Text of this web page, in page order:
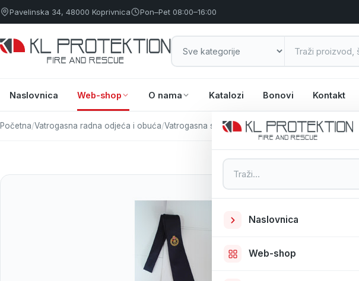
Pavelinska 34, 48000 Koprivnica Pon–Pet 08:00–16:00
Naslovnica Web-shop O nama Katalozi Bonovi Kontakt
Pretraga
Naslovnica
Web-shop
Početna/Vatrogasna radna odjeća i obuća/Vatrogasna svečana odjeća/Kravata